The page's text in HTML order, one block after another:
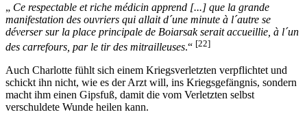
„ Ce respectable et riche médicin apprend [...] que la grande
manifestation des ouvriers qui allait d´une minute à l´autre se
déverser sur la place principale de Boiarsak serait accueillie, à l´un
des carrefours, par le tir des mitrailleuses.“ [22]
Auch Charlotte fühlt sich einem Kriegsverletzten verpflichtet und
schickt ihn nicht, wie es der Arzt will, ins Kriegsgefängnis, sondern
macht ihm einen Gipsfuß, damit die vom Verletzten selbst
verschuldete Wunde heilen kann.